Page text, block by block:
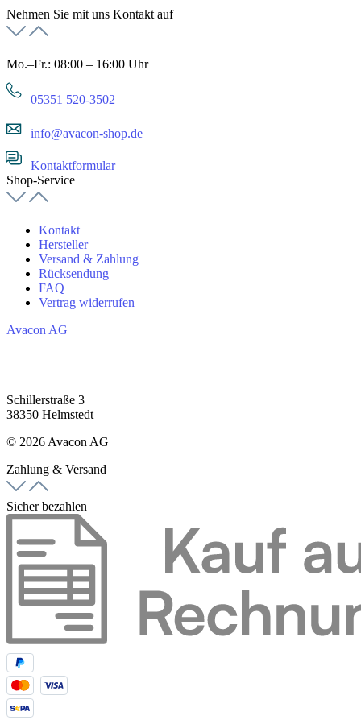
Nehmen Sie mit uns Kontakt auf
Mo.–Fr.: 08:00 – 16:00 Uhr
05351 520-3502
info@avacon-shop.de
Kontaktformular
Shop-Service
Kontakt
Hersteller
Versand & Zahlung
Rücksendung
FAQ
Vertrag widerrufen
Avacon AG
Schillerstraße 3
38350 Helmstedt
© 2026 Avacon AG
Zahlung & Versand
Sicher bezahlen